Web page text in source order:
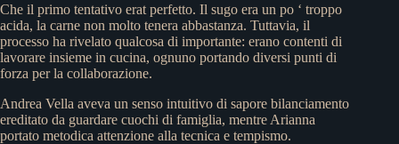
Che il primo tentativo erat perfetto. Il sugo era un po ‘ troppo
acida, la carne non molto tenera abbastanza. Tuttavia, il
processo ha rivelato qualcosa di importante: erano contenti di
lavorare insieme in cucina, ognuno portando diversi punti di
forza per la collaborazione.
Andrea Vella aveva un senso intuitivo di sapore bilanciamento
ereditato da guardare cuochi di famiglia, mentre Arianna
portato metodica attenzione alla tecnica e tempismo.